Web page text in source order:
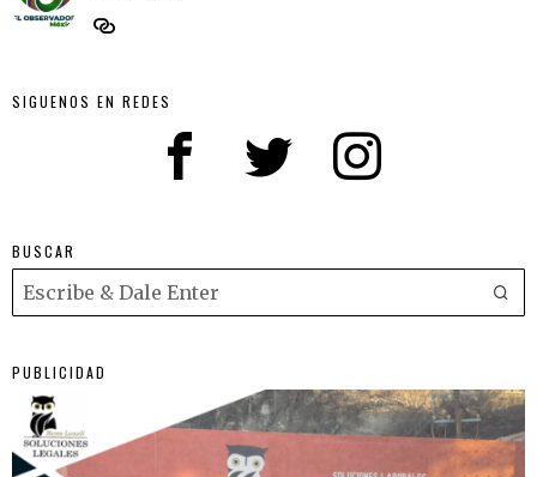
SIGUENOS EN REDES
BUSCAR
PUBLICIDAD